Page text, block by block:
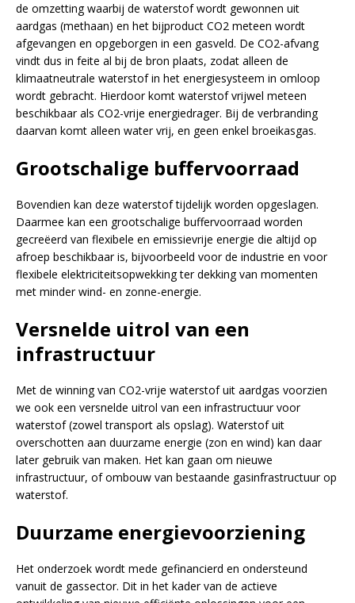
de omzetting waarbij de waterstof wordt gewonnen uit
aardgas (methaan) en het bijproduct CO2 meteen wordt
afgevangen en opgeborgen in een gasveld. De CO2-afvang
vindt dus in feite al bij de bron plaats, zodat alleen de
klimaatneutrale waterstof in het energiesysteem in omloop
wordt gebracht. Hierdoor komt waterstof vrijwel meteen
beschikbaar als CO2-vrije energiedrager. Bij de verbranding
daarvan komt alleen water vrij, en geen enkel broeikasgas.
Grootschalige buffervoorraad
Bovendien kan deze waterstof tijdelijk worden opgeslagen.
Daarmee kan een grootschalige buffervoorraad worden
gecreëerd van flexibele en emissievrije energie die altijd op
afroep beschikbaar is, bijvoorbeeld voor de industrie en voor
flexibele elektriciteitsopwekking ter dekking van momenten
met minder wind- en zonne-energie.
Versnelde uitrol van een
infrastructuur
Met de winning van CO2-vrije waterstof uit aardgas voorzien
we ook een versnelde uitrol van een infrastructuur voor
waterstof (zowel transport als opslag). Waterstof uit
overschotten aan duurzame energie (zon en wind) kan daar
later gebruik van maken. Het kan gaan om nieuwe
infrastructuur, of ombouw van bestaande gasinfrastructuur op
waterstof.
Duurzame energievoorziening
Het onderzoek wordt mede gefinancierd en ondersteund
vanuit de gassector. Dit in het kader van de actieve